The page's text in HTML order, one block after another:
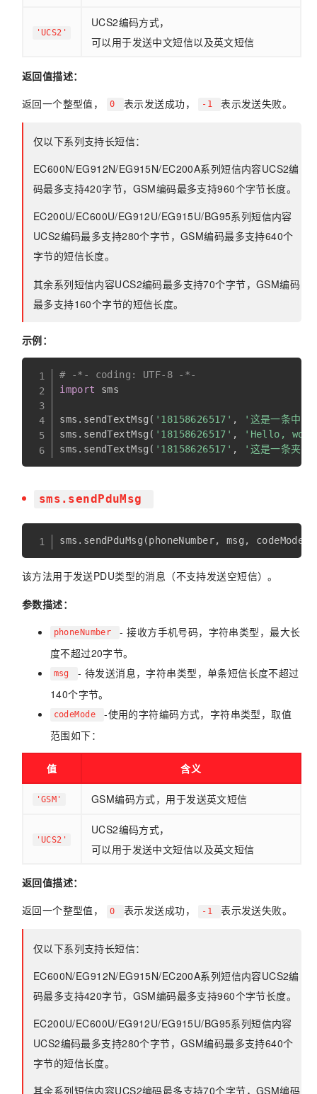
'UCS2'
UCS2编码方式，
可以用于发送中文短信以及英文短信
返回值描述：
返回一个整型值，
0 表示发送成功， -1 表示发送失败。
仅以下系列支持长短信：
EC600N/EG912N/EG915N/EC200A系列短信内容UCS2编
码最多支持420字节，GSM编码最多支持960个字节长度。
EC200U/EC600U/EG912U/EG915U/BG95系列短信内容
UCS2编码最多支持280个字节，GSM编码最多支持640个
字节的短信长度。
其余系列短信内容UCS2编码最多支持70个字节，GSM编码
最多支持160个字节的短信长度。
示例：
# -*- coding: UTF-8 -*-
import
sms
sms . sendTextMsg ( '18158626517' ,
'这是一条中文
sms . sendTextMsg ( '18158626517' ,
'Hello,
sms . sendTextMsg ( '18158626517' , '这是一条夹
sms.sendPduMsg
该方法用于发送PDU类型的消息（不支持发送空短信）。
参数描述：
phoneNumber
- 接收方手机号码，字符串类型，最大长
度不超过20字节。
msg
- 待发送消息，字符串类型，单条短信长度不超过
140个字节。
codeMode
-使用的字符编码方式，字符串类型，取值
范围如下：
值 含义
'GSM' GSM编码方式，用于发送英文短信
'UCS2'
UCS2编码方式，
可以用于发送中文短信以及英文短信
返回值描述：
返回一个整型值，
0 表示发送成功， -1 表示发送失败。
仅以下系列支持长短信：
EC600N/EG912N/EG915N/EC200A系列短信内容UCS2编
码最多支持420字节，GSM编码最多支持960个字节长度。
EC200U/EC600U/EG912U/EG915U/BG95系列短信内容
UCS2编码最多支持280个字节，GSM编码最多支持640个
字节的短信长度。
其余系列短信内容UCS2编码最多支持70个字节，GSM编码